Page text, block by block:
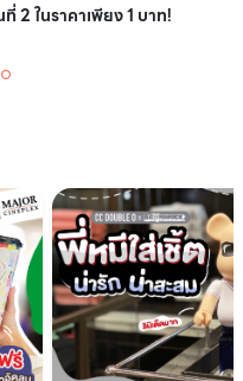
2 ในราคาเพียง 1 บาท!